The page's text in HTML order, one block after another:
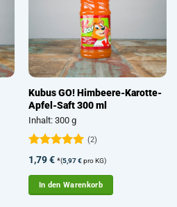
Kubus GO! Himbeere-Karotte-
Apfel-Saft 300 ml
Inhalt: 300 g
Bewertet
mit 5von
5
(2)
1,79€ *(5,97€pro KG)
In den Warenkorb